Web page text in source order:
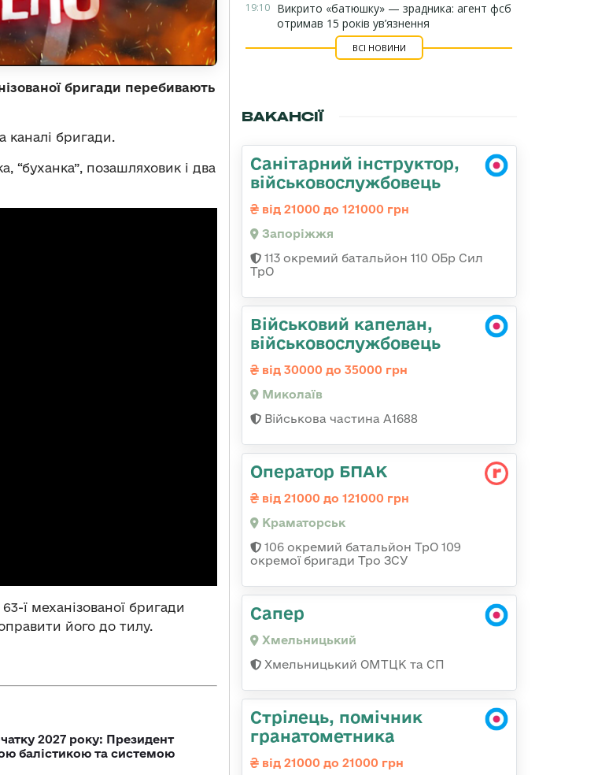
бригади перебивають
каналі бригади.
“буханка”, позашляховик і два
ї механізованої бригади
його до тилу.
2027 року: Президент
балістикою та системою
19:10 Викрито «батюшку» — зрадника: агент фсб
отримав 15 років ув’язнення
ВСІ НОВИНИ
ВАКАНСІЇ
Санітарний інструктор,
військовослужбовець
від 21000 до 121000 грн
Запоріжжя
113 окремий батальйон 110 ОБр Сил
ТрО
Військовий капелан,
військовослужбовець
від 30000 до 35000 грн
Миколаїв
Військова частина А1688
Оператор БПАК
від 21000 до 121000 грн
Краматорськ
106 окремий батальйон ТрО 109
окремої бригади Тро ЗСУ
Сапер
Хмельницький
Хмельницький ОМТЦК та СП
Стрілець, помічник
гранатометника
від 21000 до 21000 грн